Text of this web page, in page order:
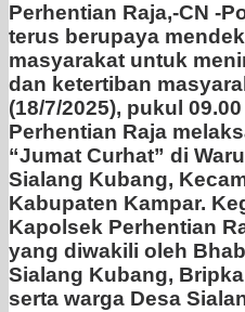
Perhentian Raja,-CN -
terus berupaya
masyarakat untuk
dan ketertiban
(18/7/2025), pukul
Perhentian Raja
“Jumat Curhat” di
Sialang Kubang,
Kabupaten Kampar.
Kapolsek Perhentian
yang diwakili oleh
Sialang Kubang,
serta warga Desa